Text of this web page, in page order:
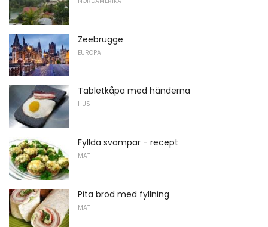
Zeebrugge
EUROPA
Tabletkåpa med händerna
HUS
Fyllda svampar - recept
MAT
Pita bröd med fyllning
MAT